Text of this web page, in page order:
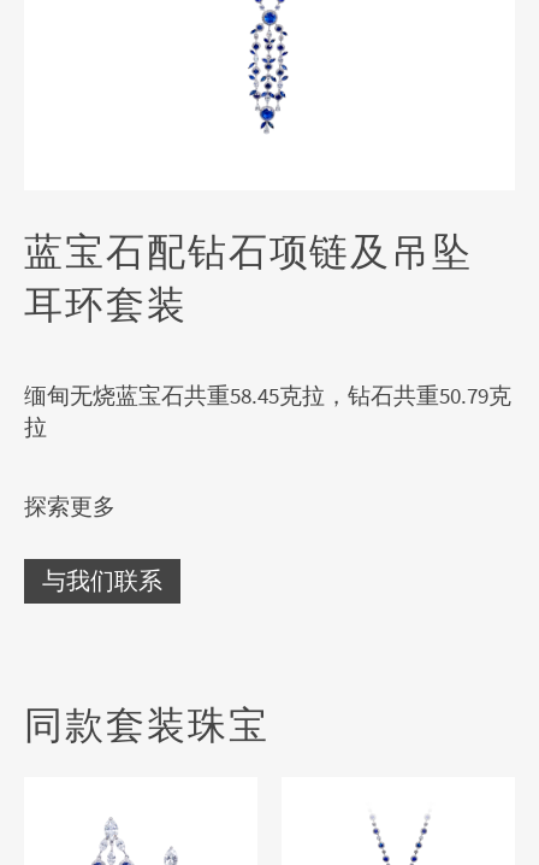
蓝宝石配钻石项链及吊坠
耳环套装
缅甸无烧蓝宝石共重58.45克拉，钻石共重50.79克
拉
探索更多
与我们联系
同款套装珠宝